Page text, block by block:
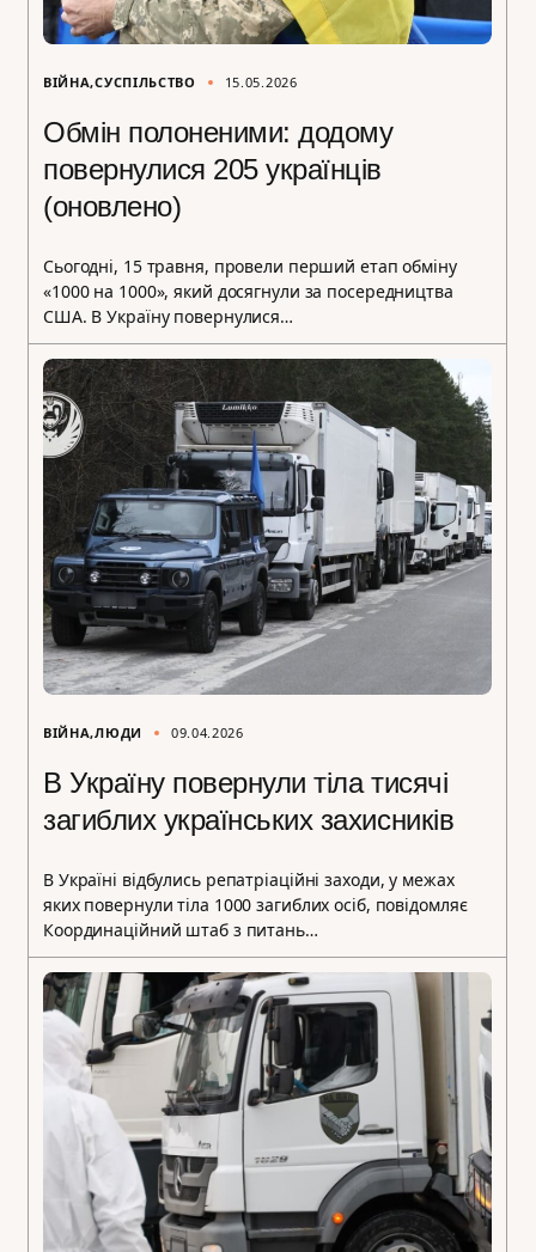
ВІЙНА СУСПІЛЬСТВО 15.05.2026
Обмін полоненими: додому
повернулися 205 українців
(оновлено)
Сьогодні, 15 травня, провели перший етап обміну
«1000 на 1000», який досягнули за посередництва
США. В Україну повернулися…
ВІЙНА ЛЮДИ 09.04.2026
В Україну повернули тіла тисячі
загиблих українських захисників
В Україні відбулись репатріаційні заходи, у межах
яких повернули тіла 1000 загиблих осіб, повідомляє
Координаційний штаб з питань…